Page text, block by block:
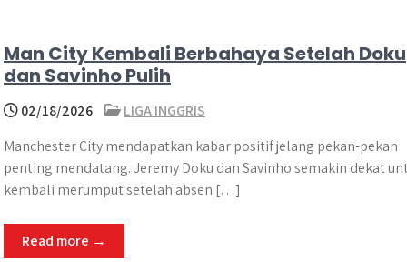
Man City Kembali Berbahaya Setelah Doku
dan Savinho Pulih
02/18/2026
LIGA INGGRIS
Manchester City mendapatkan kabar positif jelang pekan-pekan
penting mendatang. Jeremy Doku dan Savinho semakin dekat
kembali merumput setelah absen […]
Read more →